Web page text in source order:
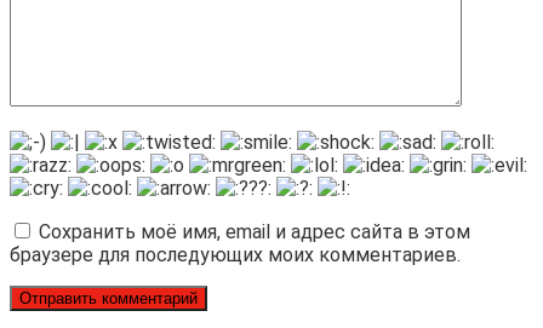
Сохранить моё имя, email и адрес сайта в этом
браузере для последующих моих комментариев.